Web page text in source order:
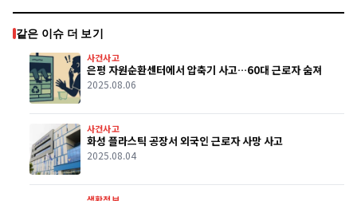
같은 이슈 더 보기
사건사고
은평 자원순환센터에서 압축기 사고…60대 근로자 숨져
2025.08.06
사건사고
화성 플라스틱 공장서 외국인 근로자 사망 사고
2025.08.04